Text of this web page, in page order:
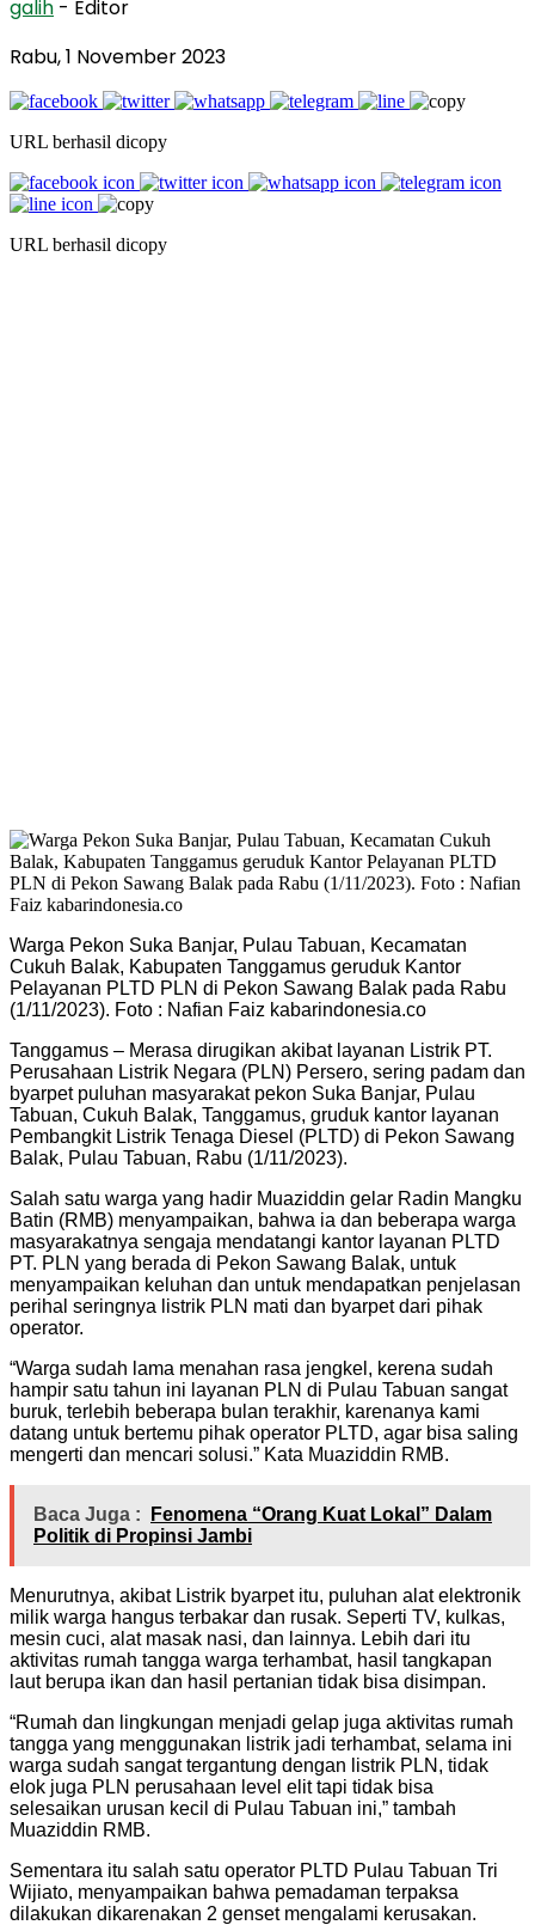
galih - Editor
Rabu, 1 November 2023
URL berhasil dicopy
URL berhasil dicopy
Warga Pekon Suka Banjar, Pulau Tabuan, Kecamatan
Cukuh Balak, Kabupaten Tanggamus geruduk Kantor
Pelayanan PLTD PLN di Pekon Sawang Balak pada Rabu
(1/11/2023). Foto : Nafian Faiz kabarindonesia.co
Tanggamus – Merasa dirugikan akibat layanan Listrik PT.
Perusahaan Listrik Negara (PLN) Persero, sering padam dan
byarpet puluhan masyarakat pekon Suka Banjar, Pulau
Tabuan, Cukuh Balak, Tanggamus, gruduk kantor layanan
Pembangkit Listrik Tenaga Diesel (PLTD) di Pekon Sawang
Balak, Pulau Tabuan, Rabu (1/11/2023).
Salah satu warga yang hadir Muaziddin gelar Radin Mangku
Batin (RMB) menyampaikan, bahwa ia dan beberapa warga
masyarakatnya sengaja mendatangi kantor layanan PLTD
PT. PLN yang berada di Pekon Sawang Balak, untuk
menyampaikan keluhan dan untuk mendapatkan penjelasan
perihal seringnya listrik PLN mati dan byarpet dari pihak
operator.
“Warga sudah lama menahan rasa jengkel, kerena sudah
hampir satu tahun ini layanan PLN di Pulau Tabuan sangat
buruk, terlebih beberapa bulan terakhir, karenanya kami
datang untuk bertemu pihak operator PLTD, agar bisa saling
mengerti dan mencari solusi.” Kata Muaziddin RMB.
Baca Juga :
Fenomena “Orang Kuat Lokal” Dalam
Politik di Propinsi Jambi
Menurutnya, akibat Listrik byarpet itu, puluhan alat elektronik
milik warga hangus terbakar dan rusak. Seperti TV, kulkas,
mesin cuci, alat masak nasi, dan lainnya. Lebih dari itu
aktivitas rumah tangga warga terhambat, hasil tangkapan
laut berupa ikan dan hasil pertanian tidak bisa disimpan.
“Rumah dan lingkungan menjadi gelap juga aktivitas rumah
tangga yang menggunakan listrik jadi terhambat, selama ini
warga sudah sangat tergantung dengan listrik PLN, tidak
elok juga PLN perusahaan level elit tapi tidak bisa
selesaikan urusan kecil di Pulau Tabuan ini,” tambah
Muaziddin RMB.
Sementara itu salah satu operator PLTD Pulau Tabuan Tri
Wijiato, menyampaikan bahwa pemadaman terpaksa
dilakukan dikarenakan 2 genset mengalami kerusakan.